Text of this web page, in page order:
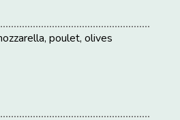
poulet, olives